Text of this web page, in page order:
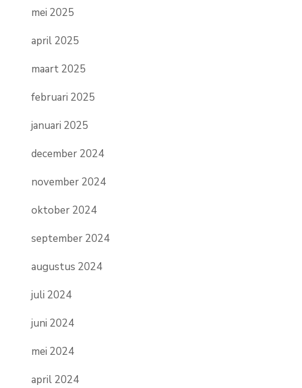
mei 2025
april 2025
maart 2025
februari 2025
januari 2025
december 2024
november 2024
oktober 2024
september 2024
augustus 2024
juli 2024
juni 2024
mei 2024
april 2024